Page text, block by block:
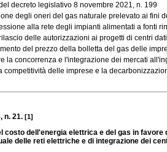
decreto legislativo 8 novembre 2021, n. 199
degli oneri del gas naturale prelevato ai fini
alla rete degli impianti alimentati a fonti
delle autorizzazioni ai progetti di centri dati
del prezzo della bolletta del gas delle
la concorrenza e l'integrazione dei mercati
competitività delle imprese e la
n. 21. [1]
costo dell'energia elettrica e del gas in
delle reti elettriche e di integrazione dei